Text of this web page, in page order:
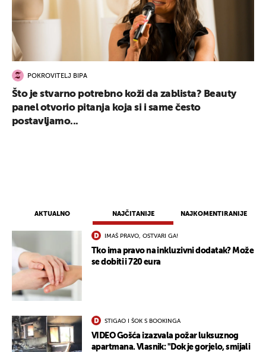
AKTUALNO NAJČITANIJE NAJKOMENTIRANIJE
IMAŠ PRAVO, OSTVARI GA!
Tko ima pravo na inkluzivni dodatak? Može
se dobiti i 720 eura
STIGAO I ŠOK S BOOKINGA
VIDEO Gošća izazvala požar luksuznog
apartmana. Vlasnik: "Dok je gorjelo, smijali
POKROVITELJ BIPA
Što je stvarno potrebno koži da zablista? Beauty
panel otvorio pitanja koja si i same često
postavljamo...